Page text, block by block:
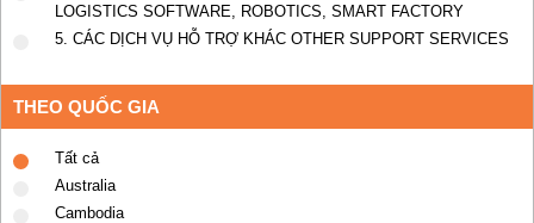
LOGISTICS SOFTWARE, ROBOTICS, SMART FACTORY
5. CÁC DỊCH VỤ HỖ TRỢ KHÁC OTHER SUPPORT SERVICES
THEO QUỐC GIA
Tất cả
Australia
Cambodia